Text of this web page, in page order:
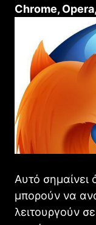
Chrome,
Αυτό σημαίνει
μπορούν να
λειτουργούν